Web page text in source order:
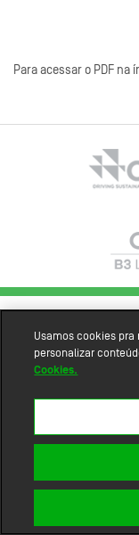
Para acessar o PDF
Usamos cookies pra
personalizar
Cookies.